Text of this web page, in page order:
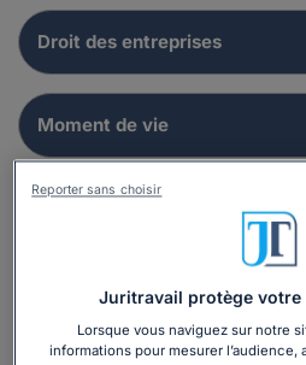
Juritravail protège votre
Lorsque vous naviguez sur notre
informations pour mesurer
Reporter sans choisir